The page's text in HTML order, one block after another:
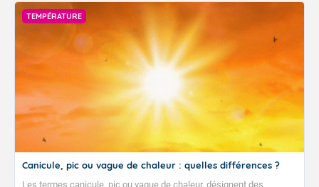
TEMPÉRATURE
Canicule, pic ou vague de chaleur : quelles différences ?
Les termes canicule, pic ou vague de chaleur, désignent des